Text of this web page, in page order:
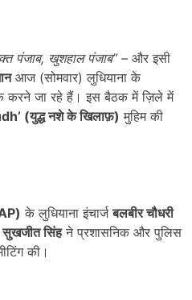
पंजाब, खुशहाल पंजाब”– और इसी
आज (सोमवार) लुधियाना के
करने जा रहे हैं। इस बैठक में ज़िले में
(युद्ध नशे के खिलाफ़) मुहिम की
के लुधियाना इंचार्जबलबीर चौधरी
सुखजीत सिंहने प्रशासनिक और पुलिस
की।